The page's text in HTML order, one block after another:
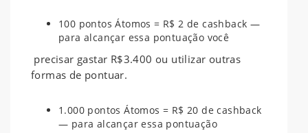
100 pontos Átomos = R$ 2 de cashback —
para alcançar essa pontuação você
precisar gastar R$3.400 ou utilizar outras
formas de pontuar.
1.000 pontos Átomos = R$ 20 de cashback
— para alcançar essa pontuação